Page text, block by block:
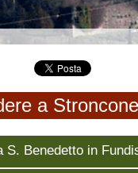
a Stroncone
S. Benedetto in